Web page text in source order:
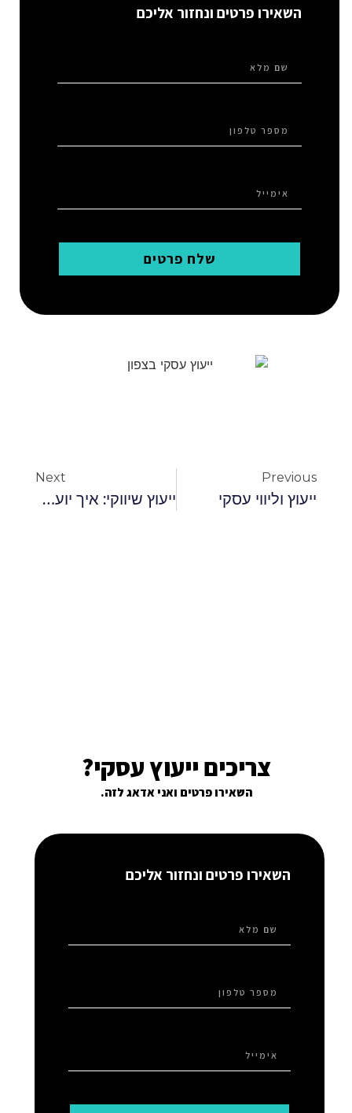
השאירו פרטים ונחזור אליכם
שלח פרטים
Previous
ייעוץ וליווי עסקי
Next
ייעוץ שיווקי: איך יועץ שיווקי יכול לעזור ?
צריכים ייעוץ עסקי?
השאירו פרטים ואני אדאג לזה.
השאירו פרטים ונחזור אליכם